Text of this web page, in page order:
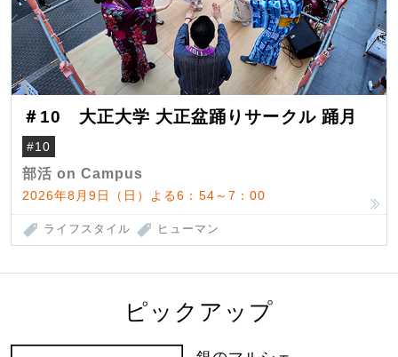
＃10 大正大学 大正盆踊りサークル 踊月
#10
部活 on Campus
2026年8月9日（日）よる6：54～7：00
ライフスタイル ヒューマン
ピックアップ